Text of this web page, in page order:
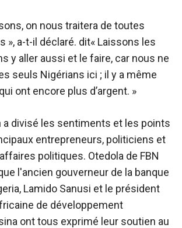
on nous traitera de toutes
», a-t-il déclaré. dit« Laissons les
y aller aussi et le faire, car nous ne
seuls Nigérians ici ; il y a même
ont encore plus d’argent. »
a divisé les sentiments et les points
entrepreneurs, politiciens et
politiques. Otedola de FBN
l'ancien gouverneur de la banque
Lamido Sanusi et le président
de développement
ont tous exprimé leur soutien au